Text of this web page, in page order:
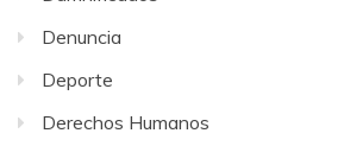
Denuncia
Deporte
Derechos Humanos